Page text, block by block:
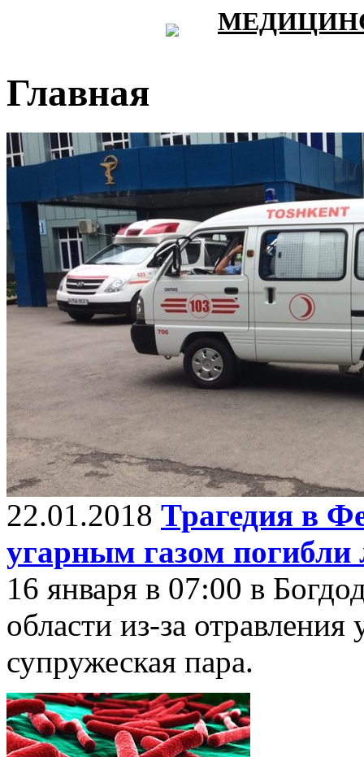
Главная
22.01.2018 Трагедия в
угарным газом погибли
16 января в 07:00 в
области из-за
супружеская пара.